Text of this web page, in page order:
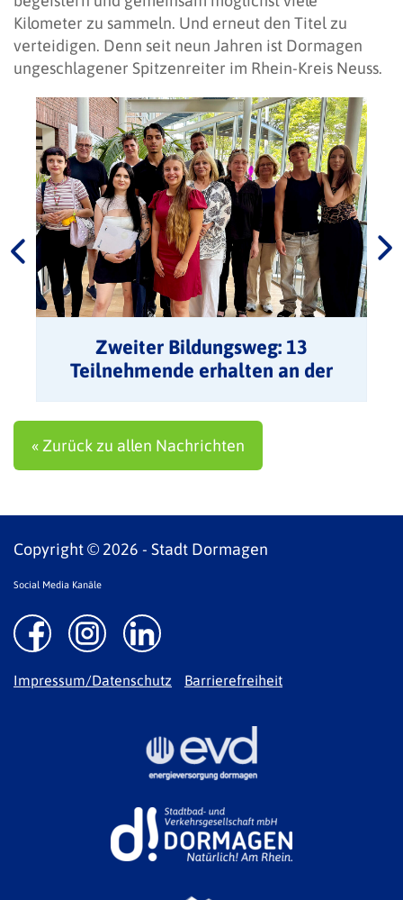
Kilometer zu sammeln. Und erneut den Titel zu
verteidigen. Denn seit neun Jahren ist Dormagen
ungeschlagener Spitzenreiter im Rhein-Kreis Neuss.
Zweiter Bildungsweg: 13
Teilnehmende erhalten an der
« Zurück zu allen Nachrichten
Copyright © 2026 - Stadt Dormagen
Social Media Kanäle
Impressum/Datenschutz Barrierefreiheit